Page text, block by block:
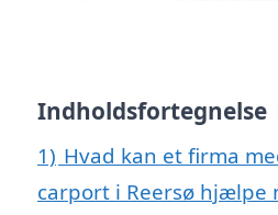
Indholdsfortegnelse
1) Hvad kan et firma
carport i Reersø hjælpe